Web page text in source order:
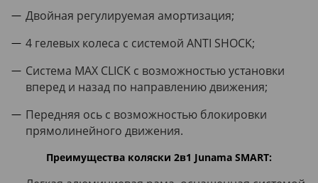
Двойная регулируемая амортизация;
4 гелевых колеса с системой ANTI SHOCK;
Система MAX CLICK с возможностью установки
вперед и назад по направлению движения;
Передняя ось с возможностью блокировки
прямолинейного движения.
Преимущества коляски 2в1 Junama SMART: